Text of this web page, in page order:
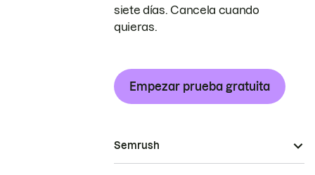
siete días. Cancela cuando
quieras.
Empezar prueba gratuita
Semrush